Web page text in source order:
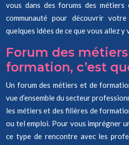
vous dans des forums des
communauté pour découvrir
quelques idées de ce que vous allez y
Forum des
formation, c’est
Un forum des métiers et de
vue d’ensemble du secteur
les métiers et des filières de
ou tel emploi. Pour vous imprégner
ce type de rencontre avec les